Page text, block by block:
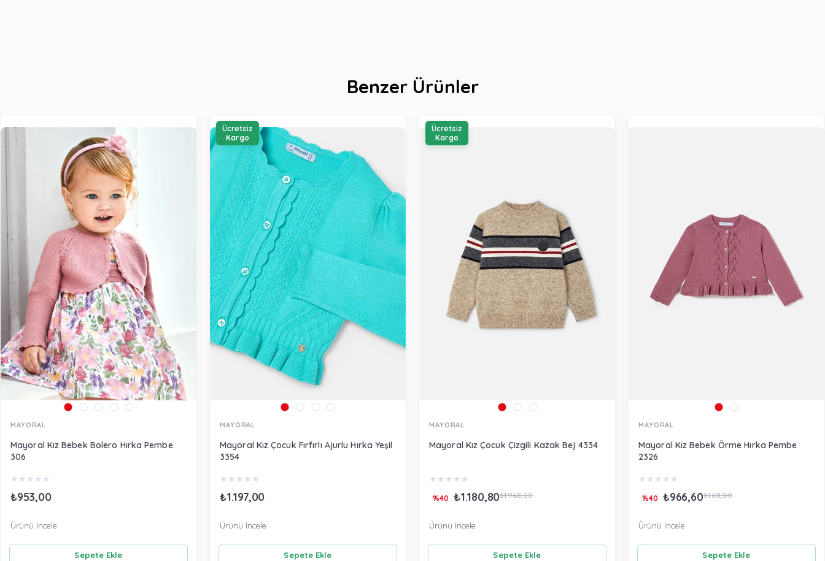
Benzer Ürünler
MAYORAL
Mayoral Kız Bebek Bolero Hırka Pembe
306
★ ★ ★ ★ ★
₺953,00
Sepete Ekle
Ürünü İncele
MAYORAL
Mayoral Kız Çocuk Fırfırlı Ajurlu Hırka Yeşil
3354
★ ★ ★ ★ ★
₺1.197,00
Sepete Ekle
Ürünü İncele
Ücretsiz
Kargo
MAYORAL
Mayoral Kız Çocuk Çizgili Kazak Bej 4334
★ ★ ★ ★ ★
₺1.180,80₺1.968,00
%40
Sepete Ekle
Ürünü İncele
Ücretsiz
Kargo
MAYORAL
Mayoral Kız Bebek Örme Hırka Pembe
2326
★ ★ ★ ★ ★
₺966,60₺1.611,00
%40
Sepete Ekle
Ürünü İncele